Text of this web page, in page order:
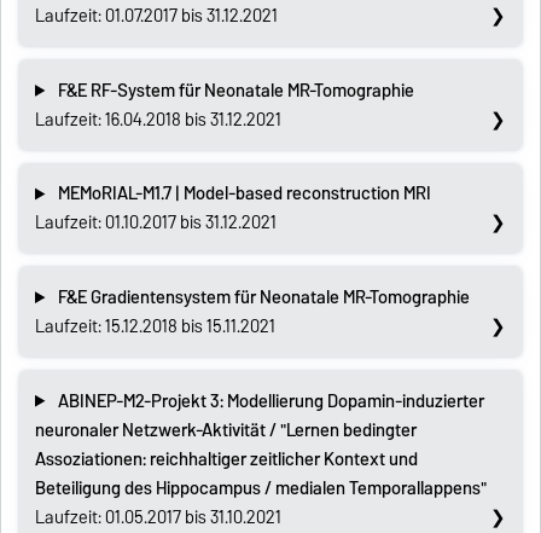
Laufzeit: 01.07.2017 bis 31.12.2021
F&E RF-System für Neonatale MR-Tomographie
Laufzeit: 16.04.2018 bis 31.12.2021
MEMoRIAL-M1.7 | Model-based reconstruction MRI
Laufzeit: 01.10.2017 bis 31.12.2021
F&E Gradientensystem für Neonatale MR-Tomographie
Laufzeit: 15.12.2018 bis 15.11.2021
ABINEP-M2-Projekt 3: Modellierung Dopamin-induzierter
neuronaler Netzwerk-Aktivität / "Lernen bedingter
Assoziationen: reichhaltiger zeitlicher Kontext und
Beteiligung des Hippocampus / medialen Temporallappens"
Laufzeit: 01.05.2017 bis 31.10.2021